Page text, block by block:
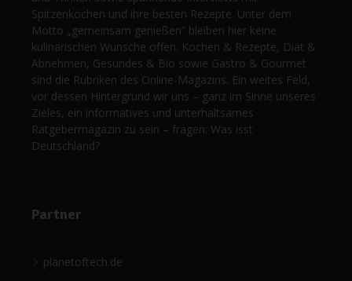
Spitzenköchen und ihre besten Rezepte. Unter dem
Motto „gemeinsam genießen“ bleiben hier keine
kulinarischen Wünsche offen. Kochen & Rezepte, Diät &
Abnehmen, Gesundes & Bio sowie Gastro & Gourmet
sind die Rubriken des Online-Magazins. Ein weites Feld,
vor dessen Hintergrund wir uns – ganz im Sinne unseres
Zieles, ein informatives und unterhaltsames
Ratgebermagazin zu sein – fragen: Was isst
Deutschland?
Partner
planetoftech.de